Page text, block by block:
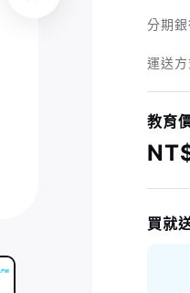
分期銀
運送
教育
買就